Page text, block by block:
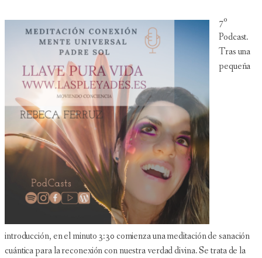
7º
Podcast.
Tras una
pequeña
introducción, en el minuto 3:30 comienza una meditación de sanación
cuántica para la reconexión con nuestra verdad divina. Se trata de la